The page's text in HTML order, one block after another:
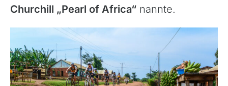
Churchill „Pearl of Africa“nannte.